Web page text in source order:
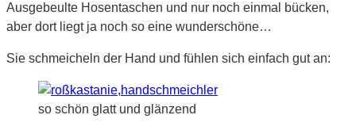
Ausgebeulte Hosentaschen und nur noch einmal bücken,
aber dort liegt ja noch so eine wunderschöne…
Sie schmeicheln der Hand und fühlen sich einfach gut an:
so schön glatt und glänzend